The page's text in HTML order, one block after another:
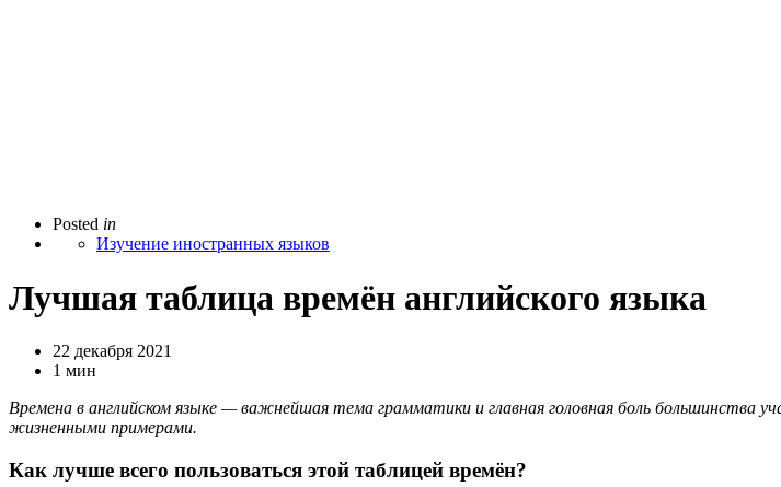
Posted in
Изучение иностранных языков
Лучшая таблица времён английского языка
22 декабря 2021
1 мин
Времена в английском языке — важнейшая тема грамматики и главная головная боль большинства
жизненными примерами.
Как лучше всего пользоваться этой таблицей времён?